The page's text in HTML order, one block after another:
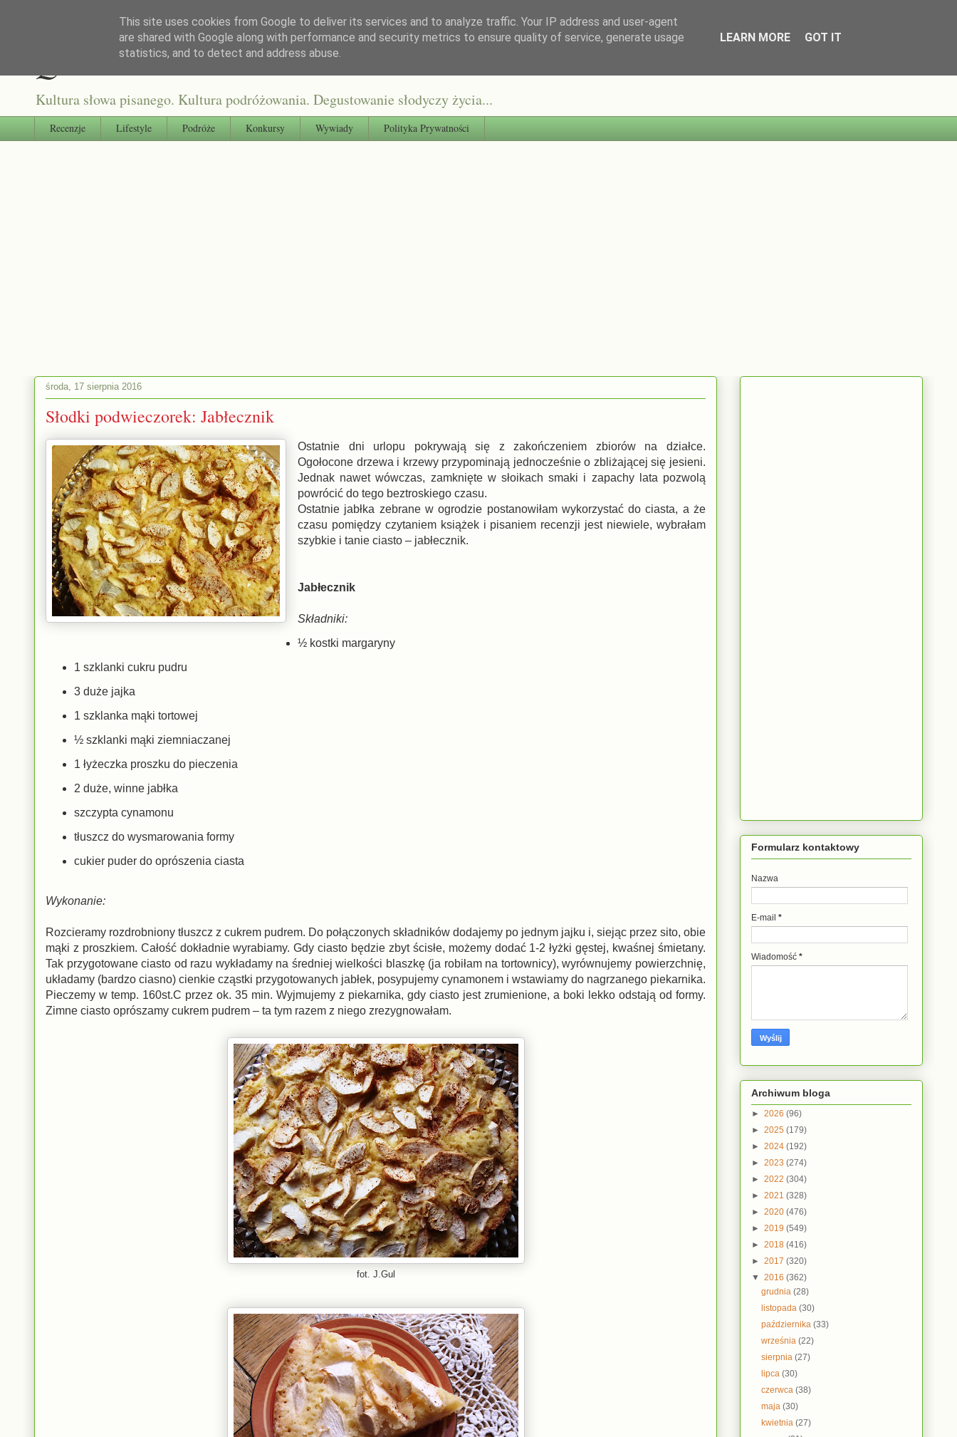
Qultura słowa
Kultura słowa pisanego. Kultura podróżowania. Degustowanie słodyczy życia...
Recenzje Lifestyle Podróże Konkursy Wywiady Polityka Prywatności
środa, 17 sierpnia 2016
Słodki podwieczorek: Jabłecznik
Ostatnie dni urlopu pokrywają się z zakończeniem zbiorów na działce.
Ogołocone drzewa i krzewy przypominają jednocześnie o zbliżającej się jesieni.
Jednak nawet wówczas, zamknięte w słoikach smaki i zapachy lata pozwolą
powrócić do tego beztroskiego czasu.
Ostatnie jabłka zebrane w ogrodzie postanowiłam wykorzystać do ciasta, a że
czasu pomiędzy czytaniem książek i pisaniem recenzji jest niewiele, wybrałam
szybkie i tanie ciasto – jabłecznik.
Jabłecznik
Składniki:
½ kostki margaryny
1 szklanki cukru pudru
3 duże jajka
1 szklanka mąki tortowej
½ szklanki mąki ziemniaczanej
1 łyżeczka proszku do pieczenia
2 duże, winne jabłka
szczypta cynamonu
tłuszcz do wysmarowania formy
cukier puder do oprószenia ciasta
Wykonanie:
Rozcieramy rozdrobniony tłuszcz z cukrem pudrem. Do połączonych składników dodajemy po jednym jajku i, siejąc przez sito, obie
mąki z proszkiem. Całość dokładnie wyrabiamy. Gdy ciasto będzie zbyt ścisłe, możemy dodać 1-2 łyżki gęstej, kwaśnej śmietany.
Tak przygotowane ciasto od razu wykładamy na średniej wielkości blaszkę (ja robiłam na tortownicy), wyrównujemy powierzchnię,
układamy (bardzo ciasno) cienkie cząstki przygotowanych jabłek, posypujemy cynamonem i wstawiamy do nagrzanego piekarnika.
Pieczemy w temp. 160st.C przez ok. 35 min. Wyjmujemy z piekarnika, gdy ciasto jest zrumienione, a boki lekko odstają od formy.
Zimne ciasto oprószamy cukrem pudrem – ta tym razem z niego zrezygnowałam.
fot. J.Gul
Formularz kontaktowy
Nazwa
E-mail *
Wiadomość *
Archiwum bloga
► 2026 (96)
► 2025 (179)
► 2024 (192)
► 2023 (274)
► 2022 (304)
► 2021 (328)
► 2020 (476)
► 2019 (549)
► 2018 (416)
► 2017 (320)
▼ 2016 (362)
grudnia(28)
listopada(30)
października(33)
września(22)
sierpnia(27)
lipca(30)
czerwca(38)
maja(30)
kwietnia(27)
This site uses cookies from Google to deliver its services and to analyze traffic. Your IP address and user-agent
are shared with Google along with performance and security metrics to ensure quality of service, generate usage
statistics, and to detect and address abuse.
LEARN MORE GOT IT